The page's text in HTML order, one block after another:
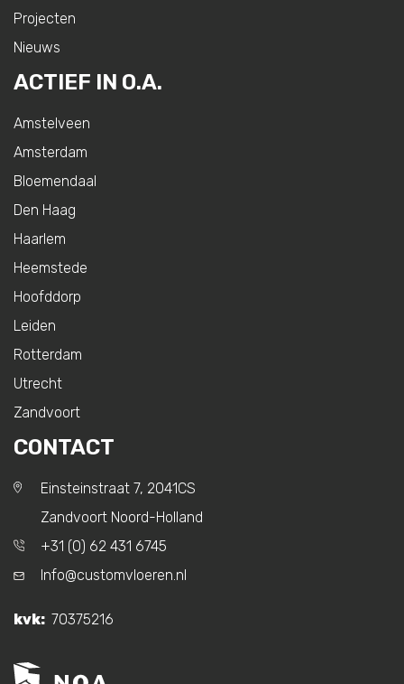
Projecten
Nieuws
ACTIEF IN O.A.
Amstelveen
Amsterdam
Bloemendaal
Den Haag
Haarlem
Heemstede
Hoofddorp
Leiden
Rotterdam
Utrecht
Zandvoort
CONTACT
Einsteinstraat 7, 2041CS
Zandvoort Noord-Holland
+31 (0) 62 431 6745
Info@customvloeren.nl
kvk: 70375216